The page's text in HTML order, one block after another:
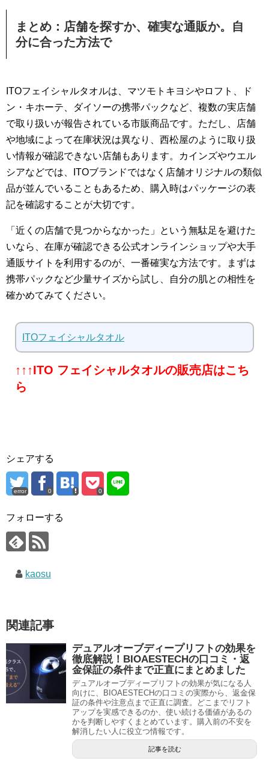
まとめ：店舗を探すか、確実な通販か。自
分に合った方法で
ITOフェイシャルタオルは、マツモトキヨシやロフト、ド
ン・キホーテ、ダイソーの携帯パックなど、複数の実店舗
で取り扱いが報告されている市販商品です。ただし、店舗
や地域によって在庫状況は異なり、西松屋のように取り扱
い情報が確認できない店舗もあります。カインズやウエル
シアなどでは、ITOブランドではなく店舗オリジナルの類似
品が並んでいることもあるため、購入時はパッケージの表
記を確認することが大切です。
「近くの店舗で見つからなかった」という無駄足を避けた
いなら、在庫が確認できる公式オンラインショップや大手
通販サイトを利用するのが、一番確実な方法です。まずは
携帯パックなど少量サイズから試し、自分の肌との相性を
確かめてみてください。
ITOフェイシャルタオル
↑↑↑ITO フェイシャルタオルの販売店はこち
ら
シェアする
error 0 0
フォローする
kaosu
関連記事
デュアルオーブディープリフトの効果を
徹底解説！BIOAESTECHの口コミ・返
金保証の条件まで正直にまとめました
デュアルオーブディープリフトの効果が気になる人
向けに、BIOAESTECHの口コミの実際から、返金保
証の条件や注意点まで正直に調査。どこまでリフト
アップを実感できるのか、使い続ける価値があるの
かを判断しやすくまとめています。購入前の不安を
解消したい人に役立つ情報です。
記事を読む